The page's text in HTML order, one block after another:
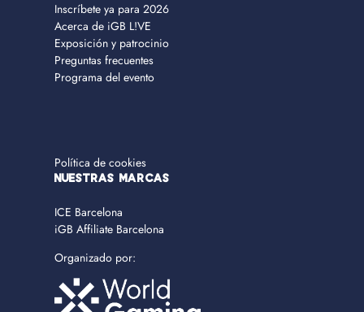
Inscríbete ya para 2026
Acerca de iGB L!VE
Exposición y patrocinio
Preguntas frecuentes
Programa del evento
Política de cookies
NUESTRAS MARCAS
ICE Barcelona
iGB Affiliate Barcelona
Organizado por: